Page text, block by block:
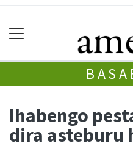
Ihabengo
dira asteburu